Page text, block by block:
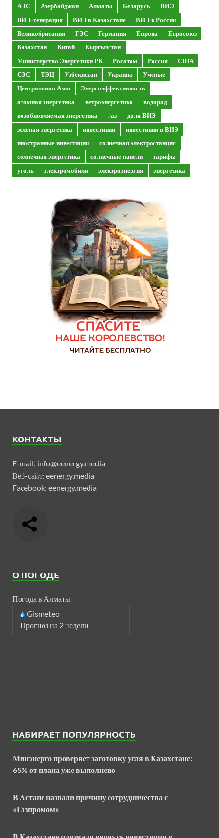
АЭС Азербайджан Алматы Беларусь
ВИЭ
ВИЭ-генерация
ВИЭ в Казахстане
ВИЭ в России
Великобритания
ГЭС Германия Европа
Евросоюз
Казахстан
Китай
Кыргызстан
Министерство Энергетики РК
Росатом Россия
США
СЭС
ТЭЦ Узбекистан Украина
Ученые
Центральная Азия
Энергоэффективность
атомная энергетика
ветроэнергетика
водород
возобновляемая энергетика
газ
доля ВИЭ
зеленая энергетика
инвестиции
инвестиции в ВИЭ
иностранные инвестиции
солнечная электростанция
солнечная энергетика
солнечные панели
тарифы
уголь
электромобили электроэнергия энергетика
КОНТАКТЫ
E-mail: info@eenergy.media
Веб-сайт: eenergy.media
Facebook: eenergy.media
О ПОГОДЕ
Погода в Алматы
Gismeteo
Прогноз на 2 недели
НАБИРАЕТ ПОПУЛЯРНОСТЬ
Минэнерго проверяет заготовку угля в Казахстане:
65% от плана уже выполнено
В Астане назвали причину сотрудничества с
«Газпромом»